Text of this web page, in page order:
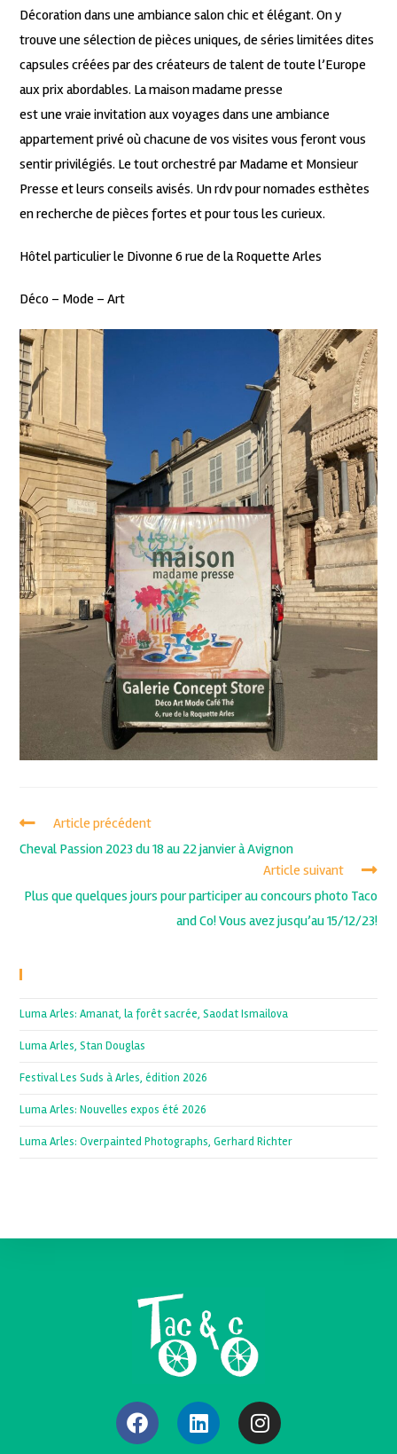
Décoration dans une ambiance salon chic et élégant. On y
trouve une sélection de pièces uniques, de séries limitées dites
capsules créées par des créateurs de talent de toute l’Europe
aux prix abordables. La maison madame presse
est une vraie invitation aux voyages dans une ambiance
appartement privé où chacune de vos visites vous feront vous
sentir privilégiés. Le tout orchestré par Madame et Monsieur
Presse et leurs conseils avisés. Un rdv pour nomades esthètes
en recherche de pièces fortes et pour tous les curieux.
Hôtel particulier le Divonne 6 rue de la Roquette Arles
Déco – Mode – Art
Article précédent
Cheval Passion 2023 du 18 au 22 janvier à Avignon
Article suivant
Plus que quelques jours pour participer au concours photo Taco
and Co! Vous avez jusqu’au 15/12/23!
Luma Arles: Amanat, la forêt sacrée, Saodat Ismailova
Luma Arles, Stan Douglas
Festival Les Suds à Arles, édition 2026
Luma Arles: Nouvelles expos été 2026
Luma Arles: Overpainted Photographs, Gerhard Richter